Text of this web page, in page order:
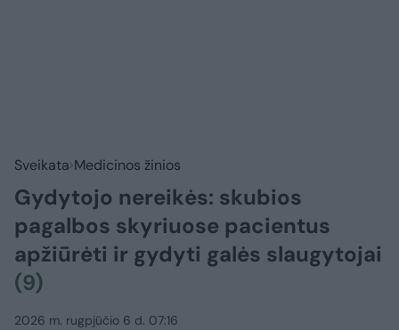
Sveikata Medicinos žinios
Gydytojo nereikės: skubios
pagalbos skyriuose pacientus
apžiūrėti ir gydyti galės slaugytojai
(9)
2026 m. rugpjūčio 6 d. 07:16